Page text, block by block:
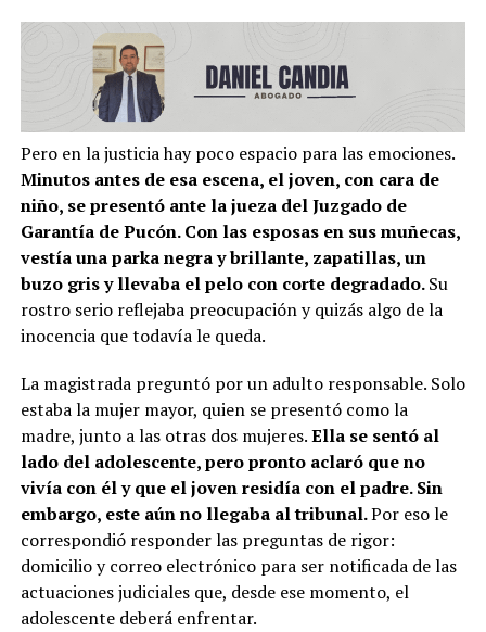
Pero en la justicia hay poco espacio para las emociones.
Minutos antes de esa escena, el joven, con cara de
niño, se presentó ante la jueza del Juzgado de
Garantía de Pucón. Con las esposas en sus muñecas,
vestía una parka negra y brillante, zapatillas, un
buzo gris y llevaba el pelo con corte degradado.Su
rostro serio reflejaba preocupación y quizás algo de la
inocencia que todavía le queda.
La magistrada preguntó por un adulto responsable. Solo
estaba la mujer mayor, quien se presentó como la
madre, junto a las otras dos mujeres.Ella se sentó al
lado del adolescente, pero pronto aclaró que no
vivía con él y que el joven residía con el padre. Sin
embargo, este aún no llegaba al tribunal.Por eso le
correspondió responder las preguntas de rigor:
domicilio y correo electrónico para ser notificada de las
actuaciones judiciales que, desde ese momento, el
adolescente deberá enfrentar.